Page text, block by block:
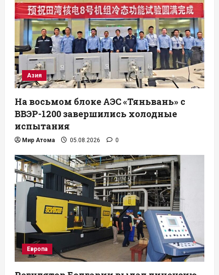
Азия
На восьмом блоке АЭС «Тяньвань» с
ВВЭР-1200 завершились холодные
испытания
Мир Атома 05.08.2026 0
Европа